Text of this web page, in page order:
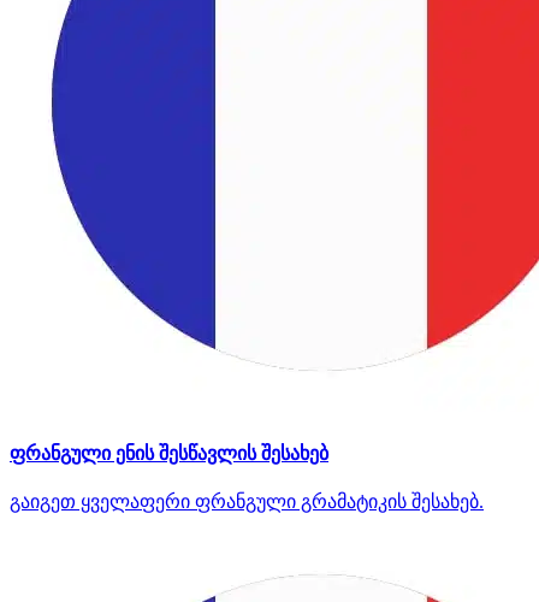
ფრანგული ენის შესწავლის შესახებ
გაიგეთ ყველაფერი ფრანგული გრამატიკის შესახებ.